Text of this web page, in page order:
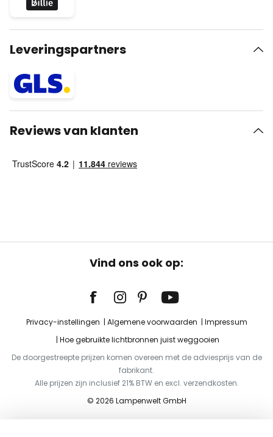
Leveringspartners
Reviews van klanten
Vind ons ook op:
Privacy-instellingen Algemene voorwaarden
Impressum
Hoe gebruikte lichtbronnen juist weggooien
De doorgestreepte prijzen komen overeen met de adviesprijs van de
fabrikant.
Alle prijzen zijn inclusief 21% BTW en excl. verzendkosten.
© 2026 Lampenwelt GmbH